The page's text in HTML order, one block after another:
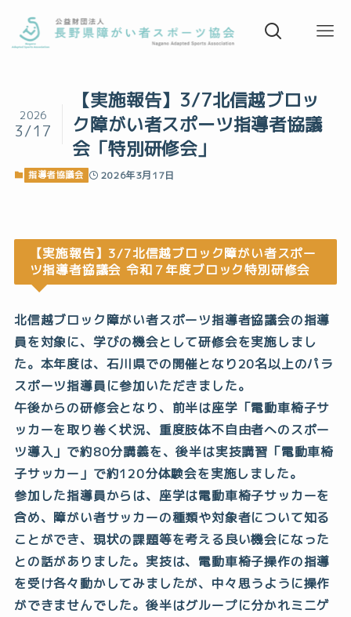
【実施報告】3/7北信越ブロッ
ク障がい者スポーツ指導者協議
会「特別研修会」
2026
3/17
指導者協議会 2026年3月17日
【実施報告】3/7北信越ブロック障がい者スポー
ツ指導者協議会 令和７年度ブロック特別研修会
北信越ブロック障がい者スポーツ指導者協議会の指導
員を対象に、学びの機会として研修会を実施しまし
た。本年度は、石川県での開催となり20名以上のパラ
スポーツ指導員に参加いただきました。
午後からの研修会となり、前半は座学「電動車椅子サ
ッカーを取り巻く状況、重度肢体不自由者へのスポー
ツ導入」で約80分講義を、後半は実技講習「電動車椅
子サッカー」で約120分体験会を実施しました。
参加した指導員からは、座学は電動車椅子サッカーを
含め、障がい者サッカーの種類や対象者について知る
ことができ、現状の課題等を考える良い機会になった
との話がありました。実技は、電動車椅子操作の指導
を受け各々動かしてみましたが、中々思うように操作
ができませんでした。後半はグループに分かれミニゲ